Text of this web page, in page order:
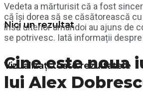
Nici un rezultat
Vizualizați toate rezultatele
Vedeta a mărturisit că a fost
că își dorea să se căsătorească
însă ulterior amândoi au ajuns de
se potrivesc. Iată informații
Cine este noua
lui Alex